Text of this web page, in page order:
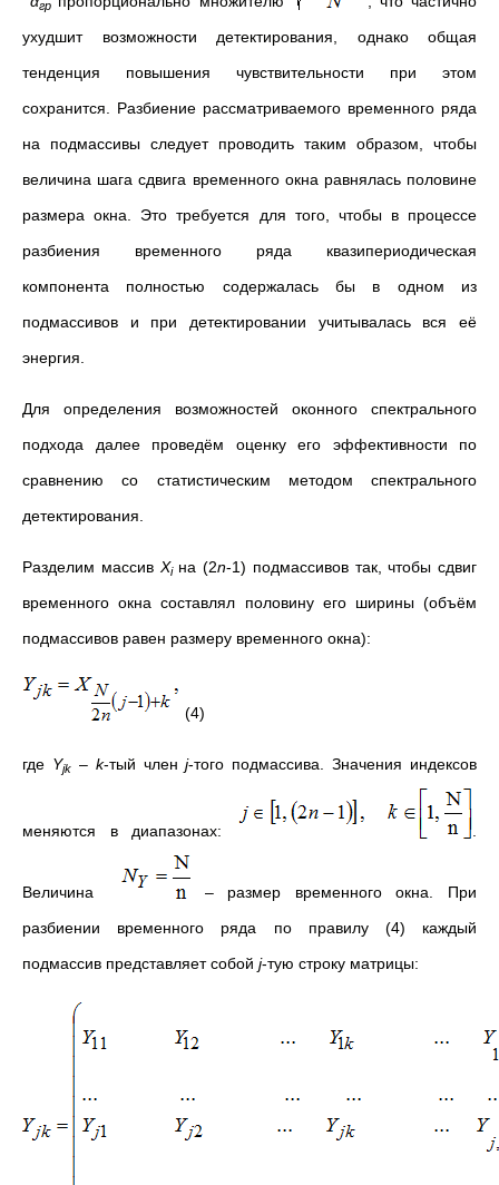
гр
ухудшит возможности детектирования, однако общая
тенденция повышения чувствительности при этом
сохранится. Разбиение рассматриваемого временного ряда
на подмассивы следует проводить таким образом, чтобы
величина шага сдвига временного окна равнялась половине
размера окна. Это требуется для того, чтобы в процессе
разбиения временного ряда квазипериодическая
компонента полностью содержалась бы в одном из
подмассивов и при детектировании учитывалась вся её
энергия.
Для определения возможностей оконного спектрального
подхода далее проведём оценку его эффективности по
сравнению со статистическим методом спектрального
детектирования.
Разделим массив Χiна (2n-1) подмассивов так, чтобы сдвиг
временного окна составлял половину его ширины (объём
подмассивов равен размеру временного окна):
(4)
где Yjk– k-тый членj-того подмассива. Значения индексов
меняются в диапазонах:
Величина
– размер временного окна. При
разбиении временного ряда по правилу (4) каждый
подмассив представляет собой j-тую строку матрицы: